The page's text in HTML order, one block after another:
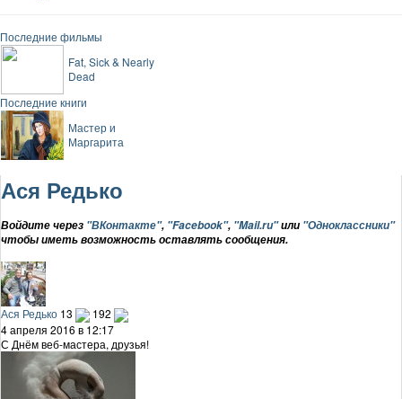
Последние фильмы
Fat, Sick & Nearly
Dead
Последние книги
Мастер и
Маргарита
Ася Редько
Войдите через "ВКонтакте", "Facebook", "Mail.ru"или "Одноклассники"
чтобы иметь возможность оставлять сообщения.
Ася Редько 13
192
4 апреля 2016 в 12:17
С Днём веб-мастера, друзья!